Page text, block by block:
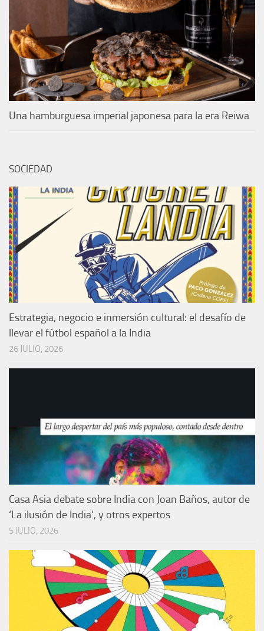
Una hamburguesa imperial japonesa para la era Reiwa
SOCIEDAD
Estrategia, negocio e inmersión cultural: el desafío de
llevar el fútbol español a la India
26 JULIO, 2026
Casa Asia debate sobre India con Joan Baños, autor de
‘La ilusión de India’, y otros expertos
5 JULIO, 2026